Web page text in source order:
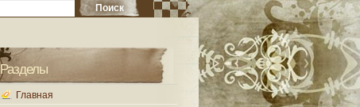
Разделы
Главная